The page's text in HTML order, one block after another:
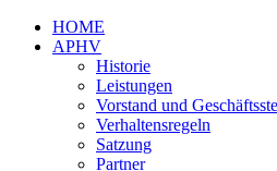
HOME
APHV
Historie
Leistungen
Vorstand und
Verhaltensregeln
Satzung
Partner